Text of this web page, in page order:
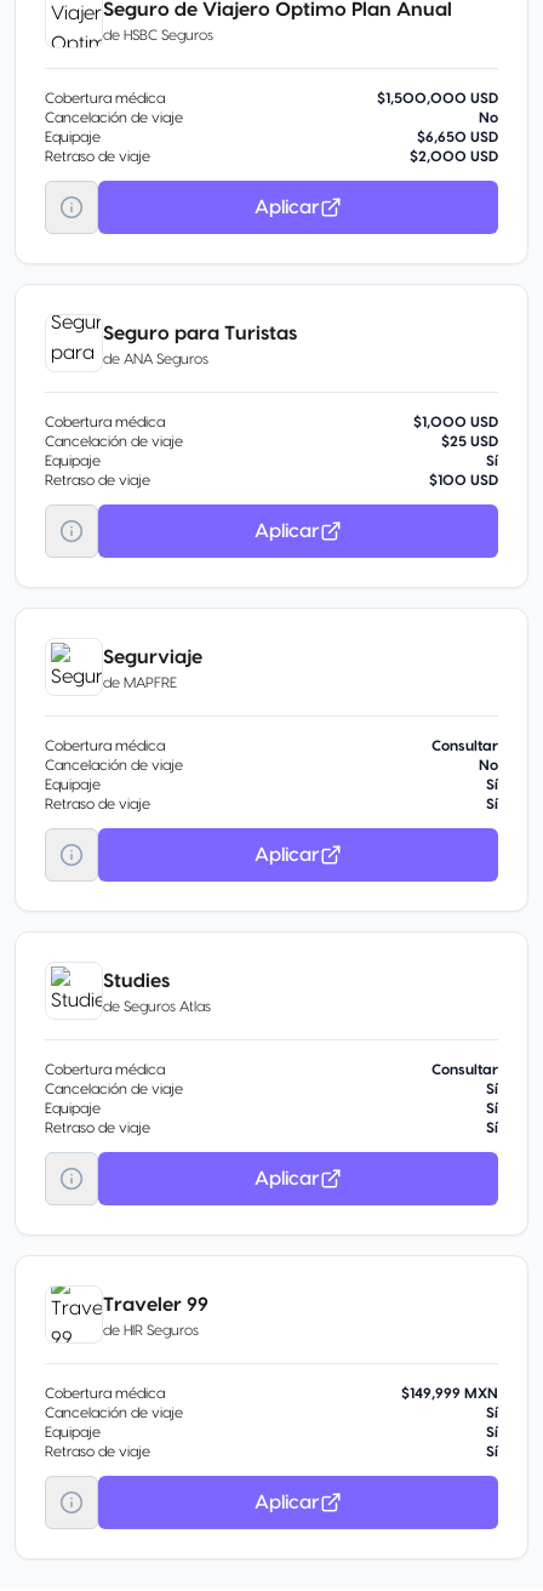
Seguro de Viajero Optimo Plan Anual
de HSBC Seguros
Cobertura médica
$1,500,000 USD
Cancelación de viaje
No
Equipaje
$6,650 USD
Retraso de viaje
$2,000 USD
Aplicar
Seguro para Turistas
de ANA Seguros
Cobertura médica
$1,000 USD
Cancelación de viaje
$25 USD
Equipaje
Sí
Retraso de viaje
$100 USD
Aplicar
Segurviaje
de MAPFRE
Cobertura médica
Consultar
Cancelación de viaje
No
Equipaje
Sí
Retraso de viaje
Sí
Aplicar
Studies
de Seguros Atlas
Cobertura médica
Consultar
Cancelación de viaje
Sí
Equipaje
Sí
Retraso de viaje
Sí
Aplicar
Traveler 99
de HIR Seguros
Cobertura médica
$149,999 MXN
Cancelación de viaje
Sí
Equipaje
Sí
Retraso de viaje
Sí
Aplicar